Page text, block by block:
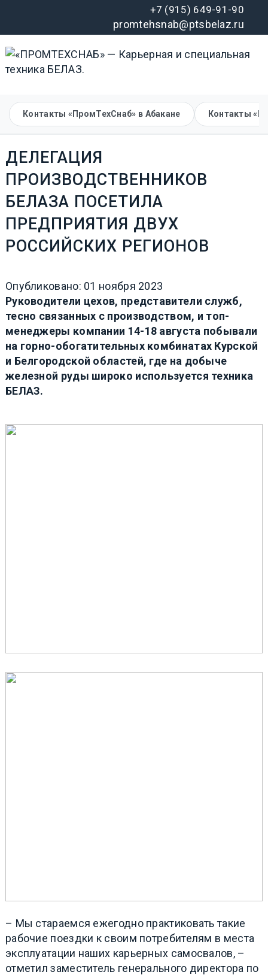
+7 (915) 649-91-90
promtehsnab@ptsbelaz.ru
Контакты «ПромТехСнаб» в Абакане Контакты
ДЕЛЕГАЦИЯ
ПРОИЗВОДСТВЕННИКОВ
БЕЛАЗА ПОСЕТИЛА
ПРЕДПРИЯТИЯ ДВУХ
РОССИЙСКИХ РЕГИОНОВ
Опубликовано: 01 ноября 2023
Руководители цехов, представители служб,
тесно связанных с производством, и топ-
менеджеры компании 14-18 августа побывали
на горно-обогатительных комбинатах Курской
и Белгородской областей, где на добыче
железной руды широко используется техника
БЕЛАЗ.
– Мы стараемся ежегодно практиковать такие
рабочие поездки к своим потребителям в места
эксплуатации наших карьерных самосвалов,–
отметил заместитель генерального директора по